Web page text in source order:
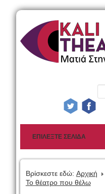
Βρίσκεστε εδώ: Αρχική
Το θέατρο που θέλω